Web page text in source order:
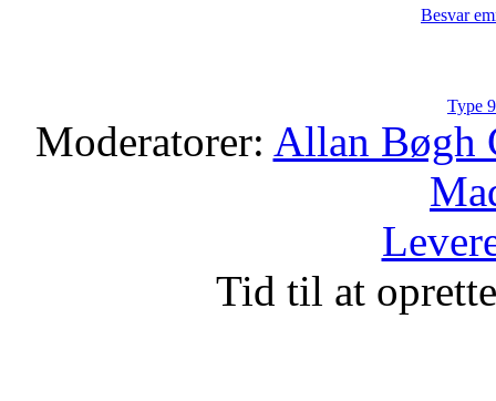
Besvar
Type
Moderatorer: Allan Bøgh
Tid til at